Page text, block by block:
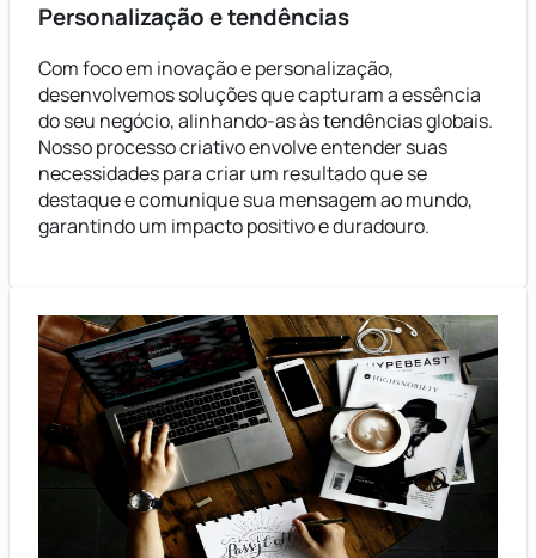
Personalização e tendências
Com foco em inovação e personalização,
desenvolvemos soluções que capturam a essência
do seu negócio, alinhando-as às tendências globais.
Nosso processo criativo envolve entender suas
necessidades para criar um resultado que se
destaque e comunique sua mensagem ao mundo,
garantindo um impacto positivo e duradouro.